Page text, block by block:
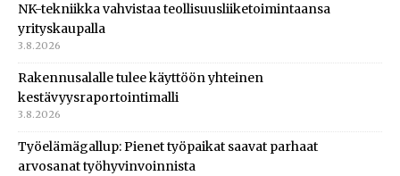
NK-tekniikka vahvistaa teollisuusliiketoimintaansa
yrityskaupalla
3.8.2026
Rakennusalalle tulee käyttöön yhteinen
kestävyysraportointimalli
3.8.2026
Työelämägallup: Pienet työpaikat saavat parhaat
arvosanat työhyvinvoinnista